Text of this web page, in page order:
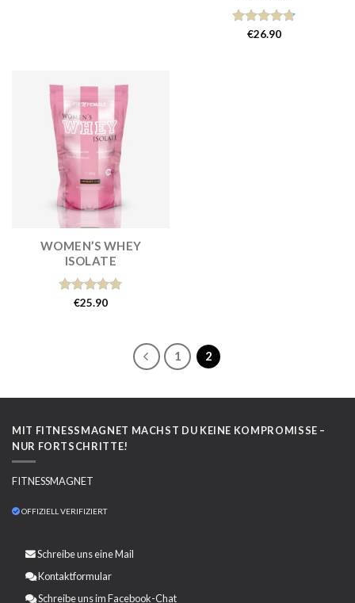
Bewertet
€26.90
WOMEN’S WHEY
ISOLATE
Bewertet
€25.90
1 2
MIT FITNESSMAGNET MACHST DU KEINE KOMPROMISSE –
NUR FORTSCHRITTE!
FITNESSMAGNET
OFFIZIELL VERIFIZIERT
Schreibe uns eineMail
Kontaktformular
Schreibe uns im Facebook-Chat